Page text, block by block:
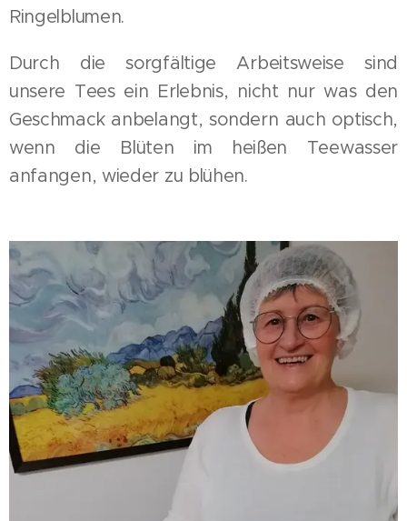
Ringelblumen.
Durch die sorgfältige Arbeitsweise sind
unsere Tees ein Erlebnis, nicht nur was den
Geschmack anbelangt, sondern auch optisch,
wenn die Blüten im heißen Teewasser
anfangen, wieder zu blühen.